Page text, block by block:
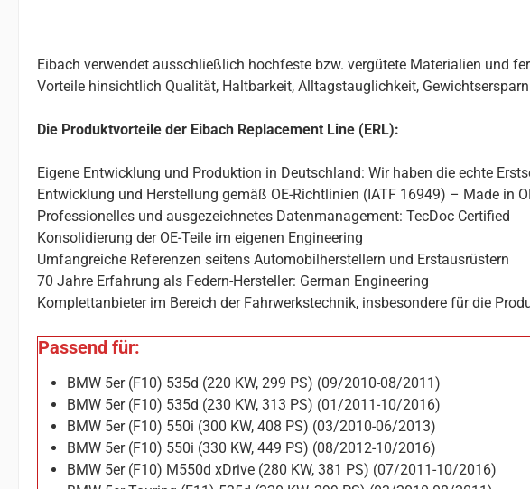
Eibach verwendet ausschließlich hochfeste bzw. vergütete Materialien und
Vorteile hinsichtlich Qualität, Haltbarkeit, Alltagstauglichkeit,
Die Produktvorteile der Eibach Replacement Line (ERL):
Eigene Entwicklung und Produktion in Deutschland: Wir haben die echte
Entwicklung und Herstellung gemäß OE-Richtlinien (IATF 16949) – Made in
Professionelles und ausgezeichnetes Datenmanagement: TecDoc Certified
Konsolidierung der OE-Teile im eigenen Engineering
Umfangreiche Referenzen seitens Automobilherstellern und Erstausrüstern
70 Jahre Erfahrung als Federn-Hersteller: German Engineering
Komplettanbieter im Bereich der Fahrwerkstechnik, insbesondere für die
Passend für:
BMW 5er (F10) 535d (220 KW, 299 PS) (09/2010-08/2011)
BMW 5er (F10) 535d (230 KW, 313 PS) (01/2011-10/2016)
BMW 5er (F10) 550i (300 KW, 408 PS) (03/2010-06/2013)
BMW 5er (F10) 550i (330 KW, 449 PS) (08/2012-10/2016)
BMW 5er (F10) M550d xDrive (280 KW, 381 PS) (07/2011-10/2016)